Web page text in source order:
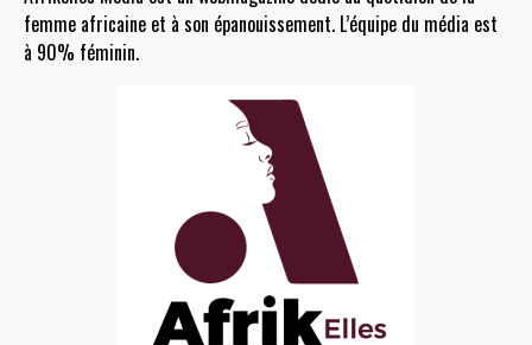
femme africaine et à son épanouissement. L’équipe du média est
à 90% féminin.